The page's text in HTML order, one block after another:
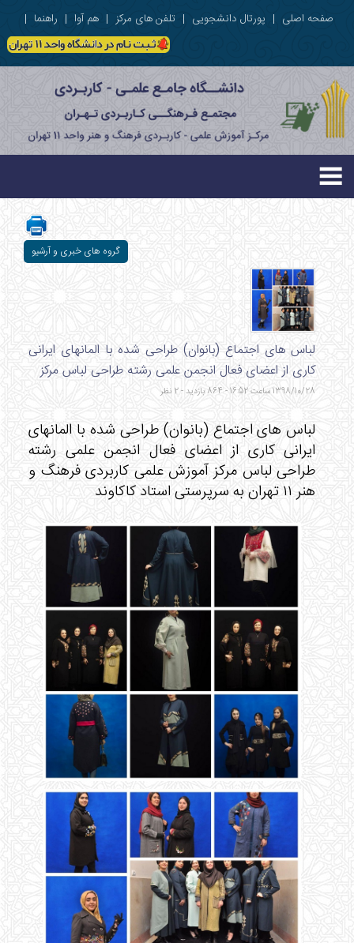
صفحه اصلی | پورتال دانشجویی | تلفن های مرکز | هم آوا | راهنما |
گروه های خبری و آرشیو
لباس های اجتماع (بانوان) طراحی شده با المانهای ایرانی
کاری از اعضای فعال انجمن علمی رشته طراحی لباس مرکز
1398/10/28 ساعت 16:52 - 864 بازدید - 2 نظر
لباس های اجتماع (بانوان) طراحی شده با المانهای
ایرانی کاری از اعضای فعال انجمن علمی رشته
طراحی لباس مرکز آموزش علمی کاربردی فرهنگ و
هنر ۱۱ تهران به سرپرستی استاد کاکاوند